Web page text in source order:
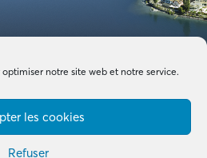
notre site web et notre service.
les cookies
Refuser